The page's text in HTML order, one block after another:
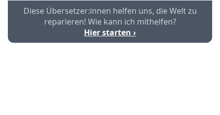
Diese Übersetzer:innen helfen uns, die Welt zu
reparieren! Wie kann ich mithelfen?
Hier starten ›